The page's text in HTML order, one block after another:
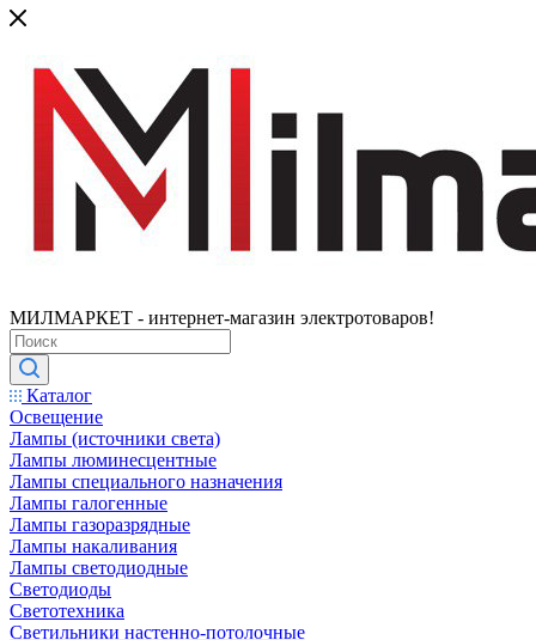
МИЛМАРКЕТ - интернет-магазин электротоваров!
Каталог
Освещение
Лампы (источники света)
Лампы люминесцентные
Лампы специального назначения
Лампы галогенные
Лампы газоразрядные
Лампы накаливания
Лампы светодиодные
Светодиоды
Светотехника
Светильники настенно-потолочные